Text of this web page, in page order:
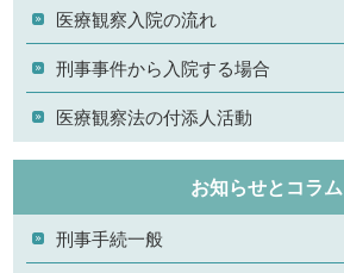
医療観察入院の流れ
刑事事件から入院する場合
医療観察法の付添人活動
お知らせとコラム
刑事手続一般